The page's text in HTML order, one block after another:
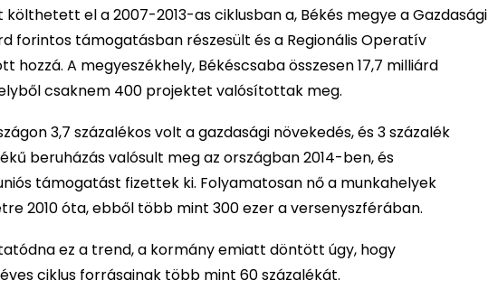
el a 2007-2013-as ciklusban a, Békés megye a Gazdasági
forintos támogatásban részesült és a Regionális Operatív
A megyeszékhely, Békéscsaba összesen 17,7 milliárd
csaknem 400 projektet valósítottak meg.
3,7 százalékos volt a gazdasági növekedés, és 3 százalék
beruházás valósult meg az országban 2014-ben, és
támogatást fizettek ki. Folyamatosan nő a munkahelyek
2010 óta, ebből több mint 300 ezer a versenyszférában.
ez a trend, a kormány emiatt döntött úgy, hogy
ciklus forrásainak több mint 60 százalékát.